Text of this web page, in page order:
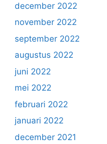
december 2022
november 2022
september 2022
augustus 2022
juni 2022
mei 2022
februari 2022
januari 2022
december 2021